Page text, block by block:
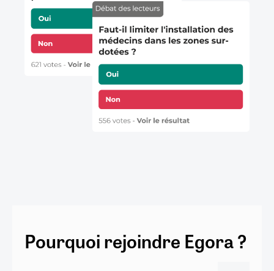
Pourquoi rejoindre Egora ?